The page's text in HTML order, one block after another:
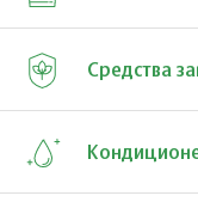
Средства